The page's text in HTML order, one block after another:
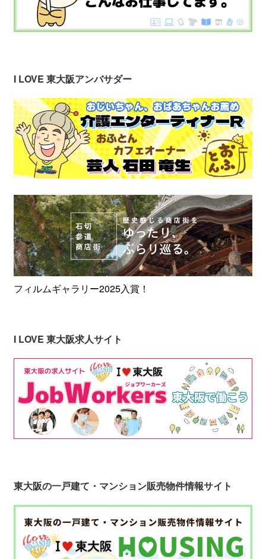
I LOVE 東大阪アンバサダー
フィルムギャラリー2025入賞！
I LOVE 東大阪求人サイト
東大阪の一戸建て・マンション販売物件情報サイト